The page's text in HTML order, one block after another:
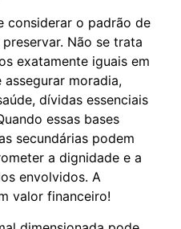
considerar o padrão de
Não se trata
exatamente iguais em
moradia,
dívidas essenciais
essas bases
secundárias podem
a dignidade e a
envolvidos. A
valor financeiro!